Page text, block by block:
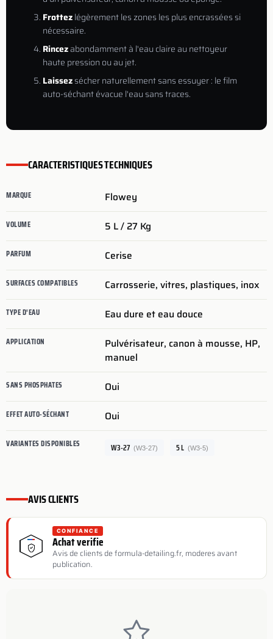
Frottezlégèrement les zones les plus encrassées si
nécessaire.
Rincezabondamment à l'eau claire au nettoyeur
haute pression ou au jet.
Laissezsécher naturellement sans essuyer : le film
auto-séchant évacue l'eau sans traces.
CARACTERISTIQUES TECHNIQUES
MARQUE Flowey
VOLUME 5 L / 27 Kg
PARFUM Cerise
SURFACES COMPATIBLES Carrosserie, vitres, plastiques, inox
TYPE D'EAU Eau dure et eau douce
APPLICATION
Pulvérisateur, canon à mousse, HP,
manuel
SANS PHOSPHATES Oui
EFFET AUTO-SÉCHANT Oui
VARIANTES DISPONIBLES W3-27 (W3-27) 5 L (W3-5)
AVIS CLIENTS
CONFIANCE
Achat verifie
Avis de clients de formula-detailing.fr, moderes avant
publication.